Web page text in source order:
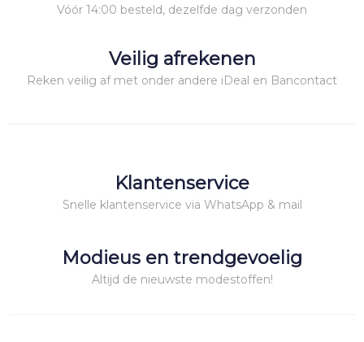
Vóór 14:00 besteld, dezelfde dag verzonden
Veilig afrekenen
Reken veilig af met onder andere iDeal en Bancontact
Klantenservice
Snelle klantenservice via WhatsApp & mail
Modieus en trendgevoelig
Altijd de nieuwste modestoffen!